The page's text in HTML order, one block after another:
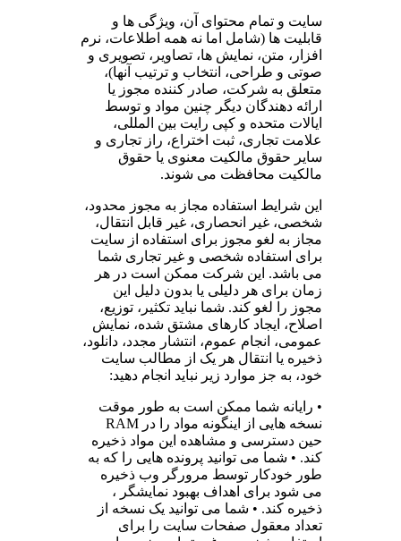
سایت و تمام محتوای آن، ویژگی ها و
قابلیت ها (شامل اما نه همه اطلاعات، نرم
افزار، متن، نمایش ها، تصاویر، تصویری و
صوتی و طراحی، انتخاب و ترتیب آنها)،
متعلق به شرکت، صادر کننده مجوز یا
ارائه دهندگان دیگر چنین مواد و توسط
ایالات متحده و کپی رایت بین المللی،
علامت تجاری، ثبت اختراع، راز تجاری و
سایر حقوق مالکیت معنوی یا حقوق
مالکیت محافظت می شوند.
این شرایط استفاده مجاز به مجوز محدود،
شخصی، غیر انحصاری، غیر قابل انتقال،
مجاز به لغو مجوز برای استفاده از سایت
برای استفاده شخصی و غیر تجاری شما
می باشد. این شرکت ممکن است در هر
زمان برای هر دلیلی یا بدون دلیل این
مجوز را لغو کند. شما نباید تکثیر، توزیع،
اصلاح، ایجاد کارهای مشتق شده، نمایش
عمومی، انجام عموم، انتشار مجدد، دانلود،
ذخیره یا انتقال هر یک از مطالب سایت
خود، به جز موارد زیر نباید انجام دهید:
• رایانه شما ممکن است به طور موقت
نسخه هایی از اینگونه مواد را در RAM
حین دسترسی و مشاهده این مواد ذخیره
کند. • شما می توانید پرونده هایی را که به
طور خودکار توسط مرورگر وب ذخیره
می شود برای اهداف بهبود نمایشگر ،
ذخیره کند. • شما می توانید یک نسخه از
تعداد معقول صفحات سایت را برای